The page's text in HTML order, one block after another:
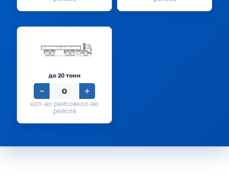
до 20 тонн
кол-во
рейсов